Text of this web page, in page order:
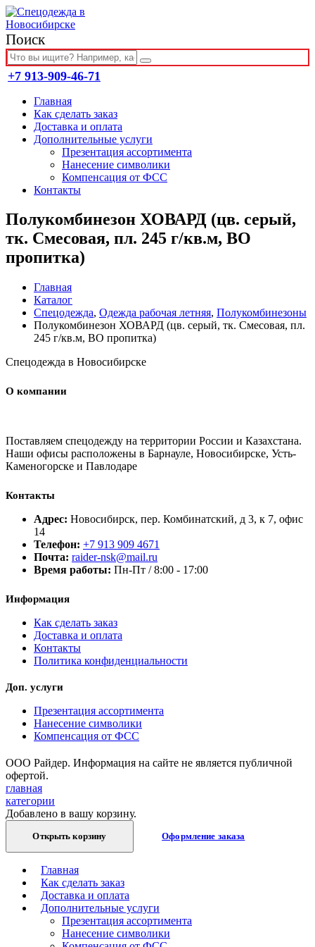
Поиск
+7 913-909-46-71
Главная
Как сделать заказ
Доставка и оплата
Дополнительные услуги
Презентация ассортимента
Нанесение символики
Компенсация от ФСС
Контакты
Полукомбинезон ХОВАРД (цв. серый,
тк. Смесовая, пл. 245 г/кв.м, ВО
пропитка)
Главная
Каталог
Спецодежда, Одежда рабочая летняя, Полукомбинезоны
Полукомбинезон ХОВАРД (цв. серый, тк. Смесовая, пл.
245 г/кв.м, ВО пропитка)
Спецодежда в Новосибирске
О компании
Поставляем спецодежду на территории России и Казахстана.
Наши офисы расположены в Барнауле, Новосибирске, Усть-
Каменогорске и Павлодаре
Контакты
Адрес: Новосибирск, пер. Комбинатский, д 3, к 7, офис
14
Телефон: +7 913 909 4671
Почта: raider-nsk@mail.ru
Время работы: Пн-Пт / 8:00 - 17:00
Информация
Как сделать заказ
Доставка и оплата
Контакты
Политика конфиденциальности
Доп. услуги
Презентация ассортимента
Нанесение символики
Компенсация от ФСС
ООО Райдер. Информация на сайте не является публичной
офертой.
главная
категории
Добавлено в вашу корзину.
Открыть корзину Оформление заказа
Главная
Как сделать заказ
Доставка и оплата
Дополнительные услуги
Презентация ассортимента
Нанесение символики